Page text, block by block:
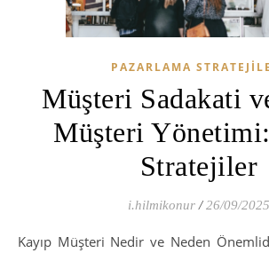
PAZARLAMA
Müşteri Sadakati
Müşteri
Stratejiler
i.hilmikonur / 26/09/2025
Kayıp Müşteri Nedir ve Neden Önemlidir? Kayıp müşteri,